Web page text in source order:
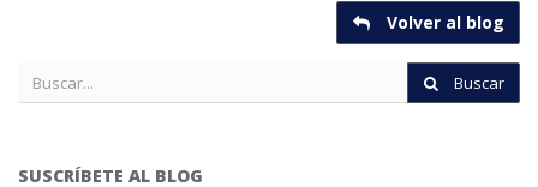
Volver al blog
Buscar
SUSCRÍBETE AL BLOG